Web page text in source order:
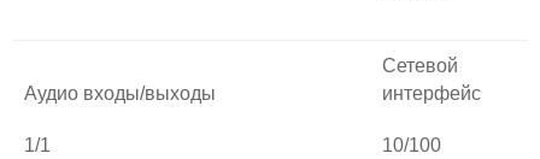
Аудио входы/выходы
1/1
Сетевой
интерфейс
10/100